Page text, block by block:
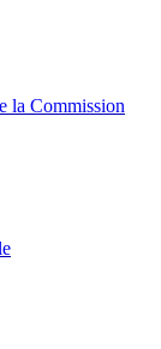
la Commission